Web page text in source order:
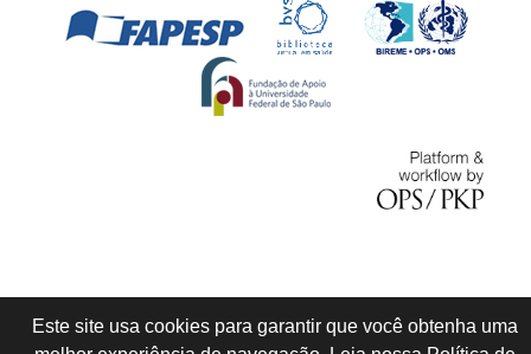
Este site usa cookies para garantir que você obtenha uma